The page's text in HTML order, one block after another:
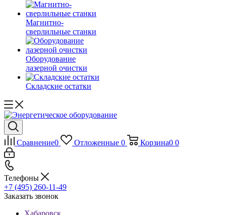
Магнитно-
сверлильные станки
Оборудование
лазерной очистки
Складские остатки
Сравнение0 Отложенные 0 Корзина0 0
Телефоны
+7 (495) 260-11-49
Заказать звонок
Хабаровск